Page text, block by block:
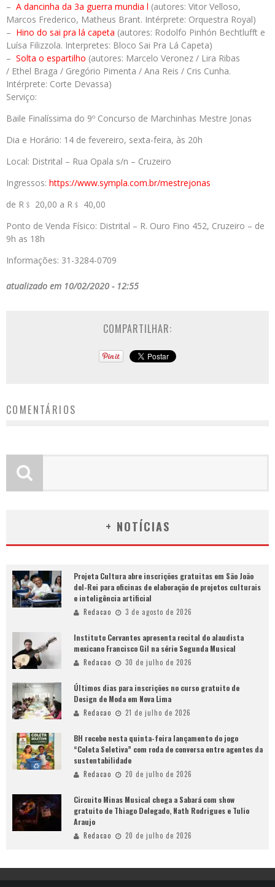
– A dancinha da 3a guerra mundia l (autores: Vitor Velloso,
Marcos Frederico, Matheus Brant. Intérprete: Orquestra Royal)
– Hino do sai pra lá capeta (autores: Rodolfo Pinhón Bechtlufft e
Luísa Filizzola. Interpretes: Bloco Sai Pra Lá Capeta)
– Solta o espartilho (autores: Marcelo Veronez / Lira Ribas
/ Ethel Braga / Gregório Pimenta / Ana Reis / Cris Cunha.
Intérprete: Corte Devassa)
Serviço:
Baile Finalíssima do 9º Concurso de Marchinhas Mestre Jonas
Dia e Horário: 14 de fevereiro, sexta-feira, às 20h
Local: Distrital – Rua Opala s/n – Cruzeiro
Ingressos: https://www.sympla.com.br/mestrejonas
de R﹩ 20,00 a R﹩ 40,00
Ponto de Venda Físico: Distrital – R. Ouro Fino 452, Cruzeiro – de
9h as 18h
Informações: 31-3284-0709
atualizado em 10/02/2020 - 12:55
COMPARTILHAR:
COMENTÁRIOS
+ NOTÍCIAS
Projeta Cultura abre inscrições gratuitas em São João
del-Rei para oficinas de elaboração de projetos culturais
e inteligência artificial
Redacao 3 de agosto de 2026
Instituto Cervantes apresenta recital do alaudista
mexicano Francisco Gil na série Segunda Musical
Redacao 30 de julho de 2026
Últimos dias para inscrições no curso gratuito de
Design de Moda em Nova Lima
Redacao 21 de julho de 2026
BH recebe nesta quinta-feira lançamento do jogo
“Coleta Seletiva” com roda de conversa entre agentes da
sustentabilidade
Redacao 20 de julho de 2026
Circuito Minas Musical chega a Sabará com show
gratuito de Thiago Delegado, Nath Rodrigues e Tulio
Araujo
Redacao 20 de julho de 2026